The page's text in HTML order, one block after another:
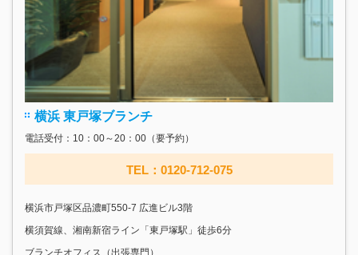
横浜 東戸塚ブランチ
電話受付：10：00～20：00（要予約）
TEL：0120-712-075
横浜市戸塚区品濃町550-7 広進ビル3階
横須賀線、湘南新宿ライン「東戸塚駅」徒歩6分